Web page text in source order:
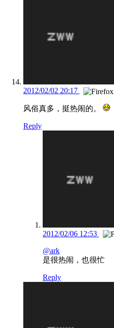
2012/02/02 20:17
风俗真多，挺热闹的。
Reply
2012/02/06 12:53
@ark
是很热闹，也很忙
Reply